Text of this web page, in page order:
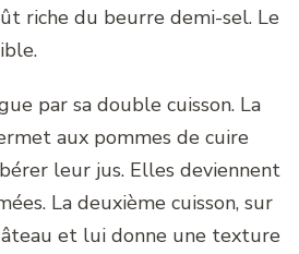
riche du beurre demi-sel. Le
par sa double cuisson. La
aux pommes de cuire
leur jus. Elles deviennent
La deuxième cuisson, sur
et lui donne une texture